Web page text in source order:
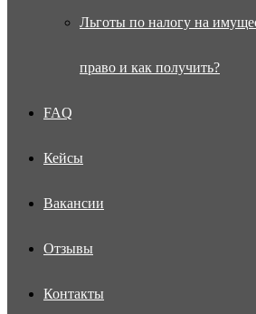
Льготы по налогу на
право и как получить?
FAQ
Кейсы
Вакансии
Отзывы
Контакты